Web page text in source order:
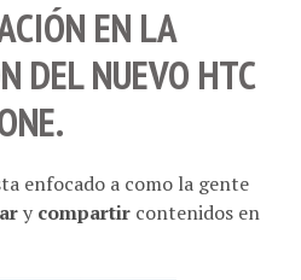
EN LA
DEL NUEVO HTC
.
enfocado a como la gente
y compartir contenidos en